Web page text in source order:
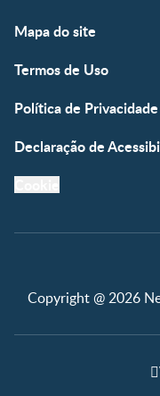
Mapa do site
Termos de Uso
Política de Privacidade
Declaração de
Copyright @ 2026